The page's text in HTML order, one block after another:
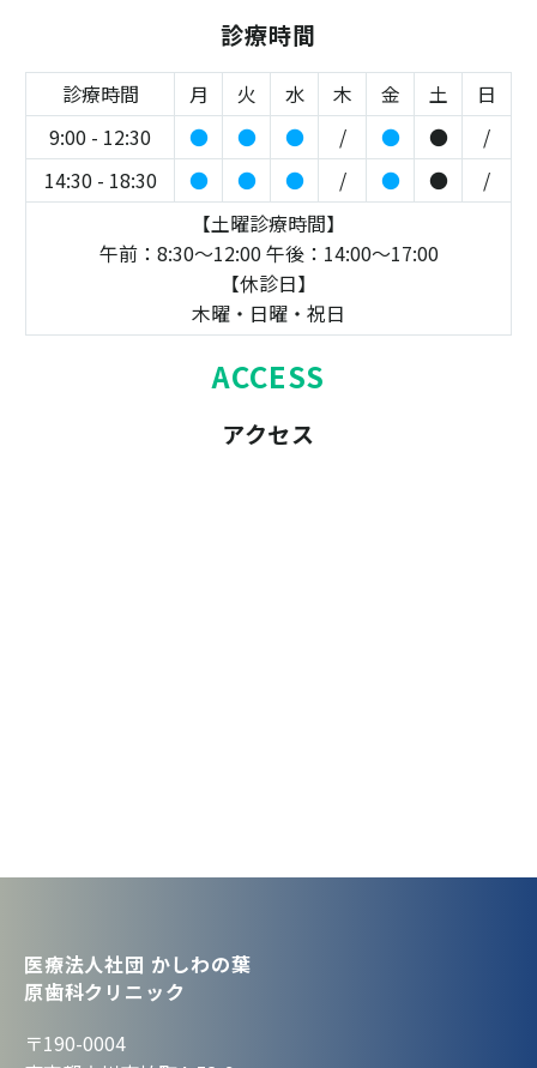
診療時間
診療時間 月 火 水 木 金 土
日
9:00 - 12:30
● ● ● / ● ●
/
14:30 - 18:30
● ● ● / ● ●
/
【土曜診療時間】
午前：8:30～12:00 午後：14:00～17:00
【休診日】
木曜・日曜・祝日
ACCESS
アクセス
医療法人社団 かしわの葉
原歯科クリニック
〒190-0004